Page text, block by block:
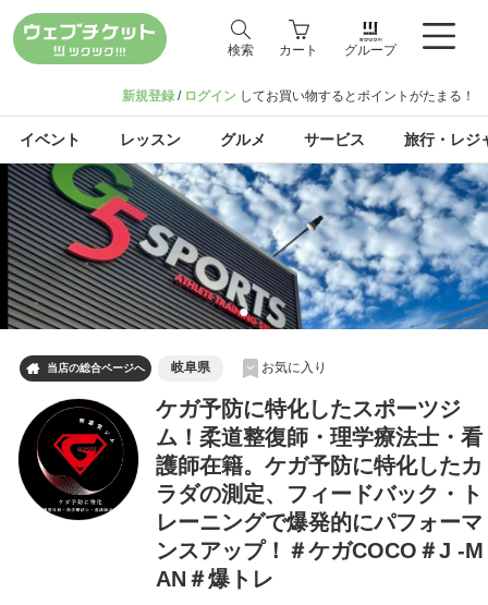
検索 カート グループ
新規登録 / ログイン してお買い物するとポイントがたまる！
イベント レッスン グルメ サービス 旅行・レジ
 当店の総合ページへ 岐阜県 お気に入り
ケガ予防に特化したスポーツジ
ム！柔道整復師・理学療法士・看
護師在籍。ケガ予防に特化したカ
ラダの測定、フィードバック・ト
レーニングで爆発的にパフォーマ
ンスアップ！＃ケガCOCO＃J -M
AN＃爆トレ